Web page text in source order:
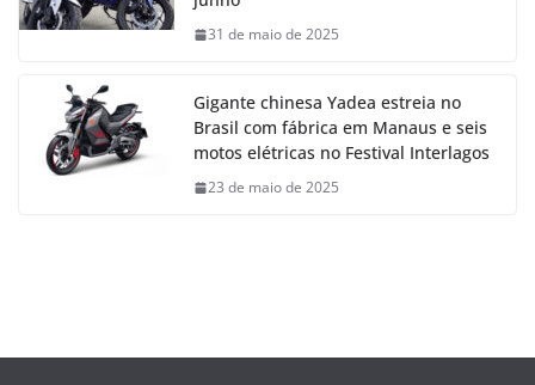
31 de maio de 2025
Gigante chinesa Yadea estreia no
Brasil com fábrica em Manaus e seis
motos elétricas no Festival Interlagos
23 de maio de 2025